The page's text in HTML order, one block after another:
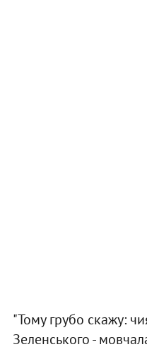
"Тому грубо скажу:
Зеленського -